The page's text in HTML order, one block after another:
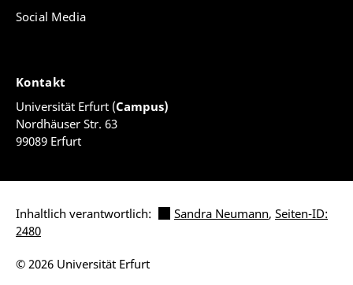
Social Media
Kontakt
Universität Erfurt (Campus)
Nordhäuser Str. 63
99089 Erfurt
Inhaltlich verantwortlich: Sandra Neumann, Seiten-ID:
2480
© 2026 Universität Erfurt